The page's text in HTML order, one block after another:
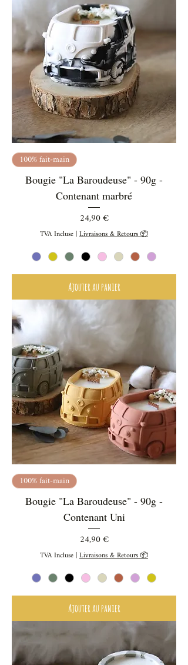
100% fait-main
Bougie "La Baroudeuse" - 90g -
Contenant marbré
Prix
24,90 €
TVA Incluse|Livraisons & Retours 📦
Ajouter au panier
100% fait-main
Bougie "La Baroudeuse" - 90g -
Contenant Uni
Prix
24,90 €
TVA Incluse|Livraisons & Retours 📦
Ajouter au panier